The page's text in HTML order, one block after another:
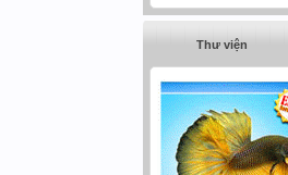
Thư viện